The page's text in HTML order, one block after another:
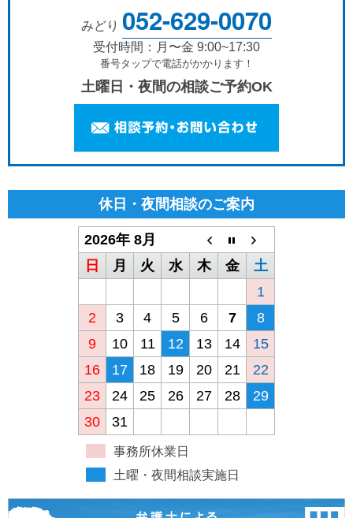
みどり 052-629-0070
受付時間：月〜金 9:00~17:30
番号タップで電話がかかります！
土曜日・夜間の相談ご予約OK
休日・夜間相談のご案内
2026年 8月
日
月 火 水 木 金
土
1
2
3 4 5 6 7
8
9
10 11 12 13 14
15
16
17 18 19 20 21
22
23
24 25 26 27 28
29
30
31
事務所休業日
土曜・夜間相談実施日